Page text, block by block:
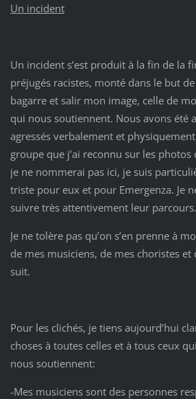
Un incident
Un incident s’est produit à la fin de la
préjugés racistes, monté dans le but
bagarre et salir mon image, celle de
qui nous soutiennent. Nous avons été
agressés verbalement et
groupe que j’ai reconnu sur les
je ne nommerai pas ici, je suis
triste pour eux et pour Emergenza. Je
suivre très attentivement leur parcours.
Je ne tolère pas qu’on s’en prenne à
de mes musiciens, de mes choristes
suit.
Pour les clichés, je tiens aujourd’hui
choses à toutes celles et à tous ceux
nous soutiennent:
-Mes musiciens sont des personnes